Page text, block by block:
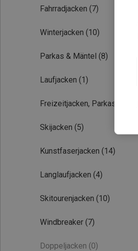
Fahrradjacken (7)
Winterjacken (10)
Parkas & Mäntel (8)
Laufjacken (1)
Freizeitjacken, Parkas
Skijacken (5)
Kunstfaserjacken (14)
Langlaufjacken (4)
Skitourenjacken (10)
Windbreaker (7)
Doppeljacken (0)